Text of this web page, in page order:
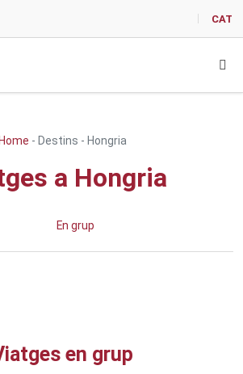
CAT
Home - Destins - Hongria
a Hongria
En grup
en grup